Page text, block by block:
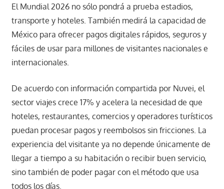
El Mundial 2026 no sólo pondrá a prueba estadios,
transporte y hoteles. También medirá la capacidad de
México para ofrecer pagos digitales rápidos, seguros y
fáciles de usar para millones de visitantes nacionales e
internacionales.
De acuerdo con información compartida por Nuvei, el
sector viajes crece 17% y acelera la necesidad de que
hoteles, restaurantes, comercios y operadores turísticos
puedan procesar pagos y reembolsos sin fricciones. La
experiencia del visitante ya no depende únicamente de
llegar a tiempo a su habitación o recibir buen servicio,
sino también de poder pagar con el método que usa
todos los días.